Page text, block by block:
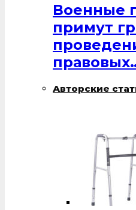
Военные
примут
Авторские